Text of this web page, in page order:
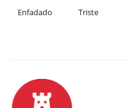
Enfadado Triste